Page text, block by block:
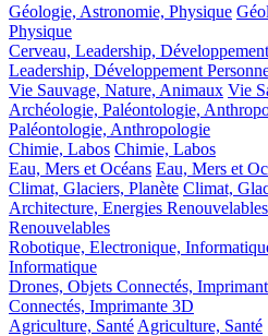
Géologie, Astronomie, Physique
Physique
Cerveau, Leadership,
Leadership, Développement
Vie Sauvage, Nature, Animaux Vie
Archéologie, Paléontologie,
Paléontologie, Anthropologie
Chimie, Labos Chimie, Labos
Eau, Mers et Océans Eau, Mers et
Climat, Glaciers, Planète Climat,
Architecture, Energies Renouvelables
Renouvelables
Robotique, Electronique,
Informatique
Drones, Objets Connectés,
Connectés, Imprimante 3D
Agriculture, Santé Agriculture, Santé